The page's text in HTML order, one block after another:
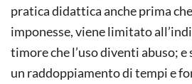
pratica didattica anche prima
imponesse, viene limitato
timore che l’uso diventi abuso; e
un raddoppiamento di tempi e